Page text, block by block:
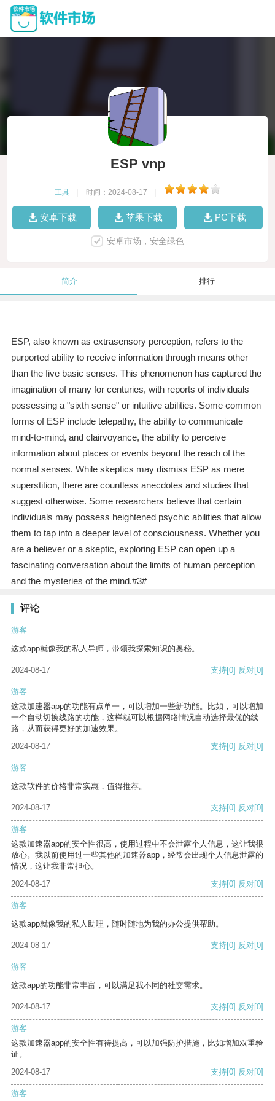
ESP vnp
工具 时间：2024-08-17
安卓下载 苹果下载 PC下载
安卓市场，安全绿色
简介 排行
ESP, also known as extrasensory perception, refers to the
purported ability to receive information through means other
than the five basic senses. This phenomenon has captured the
imagination of many for centuries, with reports of individuals
possessing a "sixth sense" or intuitive abilities. Some common
forms of ESP include telepathy, the ability to communicate
mind-to-mind, and clairvoyance, the ability to perceive
information about places or events beyond the reach of the
normal senses. While skeptics may dismiss ESP as mere
superstition, there are countless anecdotes and studies that
suggest otherwise. Some researchers believe that certain
individuals may possess heightened psychic abilities that allow
them to tap into a deeper level of consciousness. Whether you
are a believer or a skeptic, exploring ESP can open up a
fascinating conversation about the limits of human perception
and the mysteries of the mind.#3#
评论
游客
这款app就像我的私人导师，带领我探索知识的奥秘。
2024-08-17 支持[0] 反对[0]
游客
这款加速器app的功能有点单一，可以增加一些新功能。比如，可以增加
一个自动切换线路的功能，这样就可以根据网络情况自动选择最优的线
路，从而获得更好的加速效果。
2024-08-17
支持[0] 反对[0]
游客
这款软件的价格非常实惠，值得推荐。
2024-08-17 支持[0] 反对[0]
游客
这款加速器app的安全性很高，使用过程中不会泄露个人信息，这让我很
放心。我以前使用过一些其他的加速器app，经常会出现个人信息泄露的
情况，这让我非常担心。
2024-08-17
支持[0] 反对[0]
游客
这款app就像我的私人助理，随时随地为我的办公提供帮助。
2024-08-17 支持[0] 反对[0]
游客
这款app的功能非常丰富，可以满足我不同的社交需求。
2024-08-17 支持[0] 反对[0]
游客
这款加速器app的安全性有待提高，可以加强防护措施，比如增加双重验
证。
2024-08-17
支持[0] 反对[0]
游客